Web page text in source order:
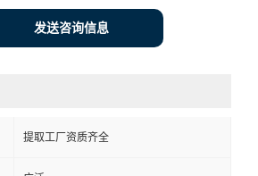
发送咨询信息
提取工厂资质齐全